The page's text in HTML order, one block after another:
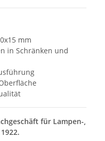
mm
in Schränken und
für Lampen-,